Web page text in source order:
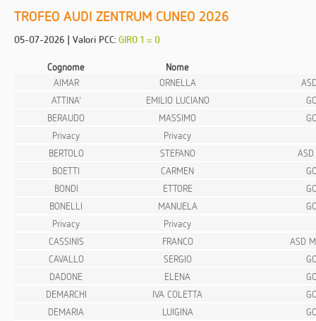
TROFEO AUDI ZENTRUM CUNEO 2026
05-07-2026 | Valori PCC:GIRO 1 = 0
Cognome
Nome
AIMAR
ORNELLA
ATTINA'
EMILIO LUCIANO
BERAUDO
MASSIMO
Privacy
Privacy
BERTOLO
STEFANO
ASD
BOETTI
CARMEN
BONDI
ETTORE
BONELLI
MANUELA
Privacy
Privacy
CASSINIS
FRANCO
ASD
CAVALLO
SERGIO
DADONE
ELENA
DEMARCHI
IVA COLETTA
DEMARIA
LUIGINA